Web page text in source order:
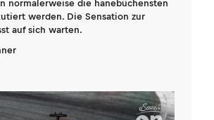
normalerweise die hanebüchensten
werden. Die Sensation zur
auf sich warten.